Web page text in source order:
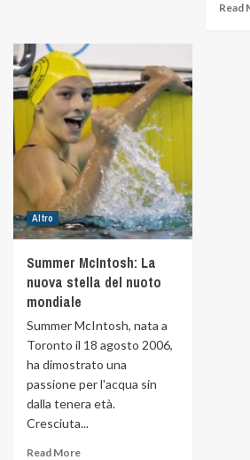
Read
Altro
Summer McIntosh: La
nuova stella del nuoto
mondiale
Summer McIntosh, nata a
Toronto il 18 agosto 2006,
ha dimostrato una
passione per l'acqua sin
dalla tenera età.
Cresciuta...
Read More